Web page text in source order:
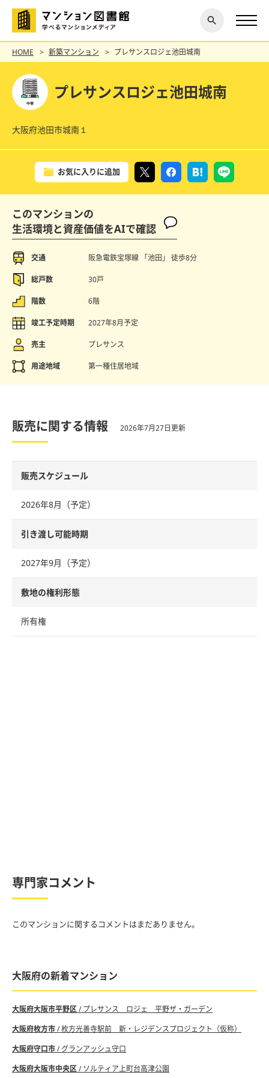
探す
閉じ
る
HOME 新築マンション プレサンスロジェ池田城南
プレサンスロジェ池田城南
大阪府池田市城南１
お気に入りに追加
このマンションの
生活環境と資産価値をAIで確認
交通 阪急電鉄宝塚線 「池田」 徒歩8分
総戸数 30戸
階数 6階
竣工予定時期 2027年8月予定
売主 プレサンス
用途地域 第一種住居地域
販売に関する情報 2026年7月27日更新
販売スケジュール
2026年8月（予定）
引き渡し可能時期
2027年9月（予定）
敷地の権利形態
所有権
専門家コメント
このマンションに関するコメントはまだありません。
大阪府の新着マンション
大阪府大阪市平野区/ プレサンス ロジェ 平野ザ・ガーデン
大阪府枚方市/ 枚方光善寺駅前 新・レジデンスプロジェクト（仮称）
大阪府守口市/ グランアッシュ守口
大阪府大阪市中央区/ ソルティア上町台高津公園